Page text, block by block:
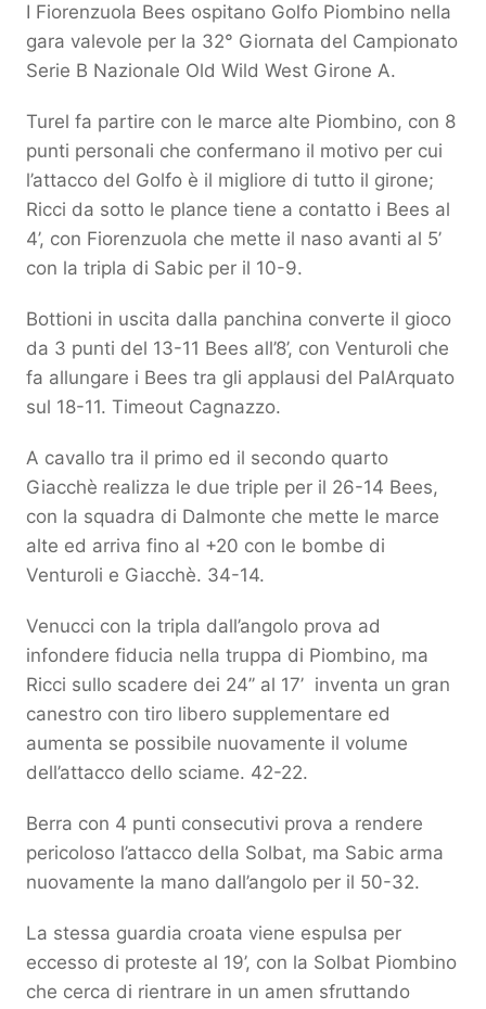
I Fiorenzuola Bees ospitano Golfo Piombino nella
gara valevole per la 32° Giornata del Campionato
Serie B Nazionale Old Wild West Girone A.
Turel fa partire con le marce alte Piombino, con 8
punti personali che confermano il motivo per cui
l’attacco del Golfo è il migliore di tutto il girone;
Ricci da sotto le plance tiene a contatto i Bees al
4’, con Fiorenzuola che mette il naso avanti al 5’
con la tripla di Sabic per il 10-9.
Bottioni in uscita dalla panchina converte il gioco
da 3 punti del 13-11 Bees all’8’, con Venturoli che
fa allungare i Bees tra gli applausi del PalArquato
sul 18-11. Timeout Cagnazzo.
A cavallo tra il primo ed il secondo quarto
Giacchè realizza le due triple per il 26-14 Bees,
con la squadra di Dalmonte che mette le marce
alte ed arriva fino al +20 con le bombe di
Venturoli e Giacchè. 34-14.
Venucci con la tripla dall’angolo prova ad
infondere fiducia nella truppa di Piombino, ma
Ricci sullo scadere dei 24’’ al 17’ inventa un gran
canestro con tiro libero supplementare ed
aumenta se possibile nuovamente il volume
dell’attacco dello sciame. 42-22.
Berra con 4 punti consecutivi prova a rendere
pericoloso l’attacco della Solbat, ma Sabic arma
nuovamente la mano dall’angolo per il 50-32.
La stessa guardia croata viene espulsa per
eccesso di proteste al 19’, con la Solbat Piombino
che cerca di rientrare in un amen sfruttando